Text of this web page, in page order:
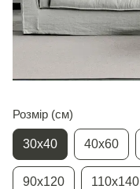
Розмір (см)
30х40 40х60
90х120 110х140